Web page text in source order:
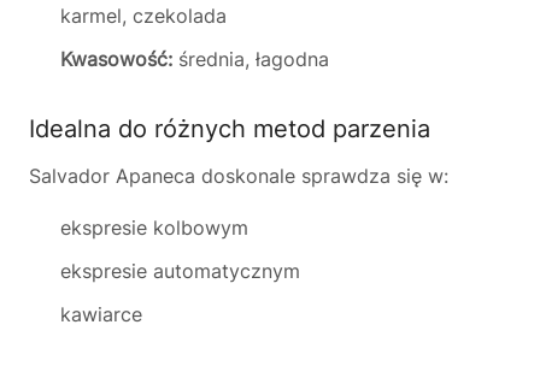
karmel, czekolada
Kwasowość: średnia, łagodna
Idealna do różnych metod parzenia
Salvador Apaneca doskonale sprawdza się w:
ekspresie kolbowym
ekspresie automatycznym
kawiarce